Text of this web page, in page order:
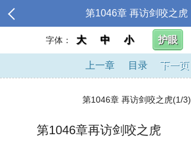
第1046章 再访剑咬之虎
字体： 大 中 小 护眼
上一章 目录 下一页
第1046章 再访剑咬之虎(1/3)
第1046章再访剑咬之虎